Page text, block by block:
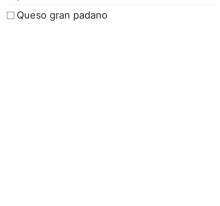
Queso gran padano